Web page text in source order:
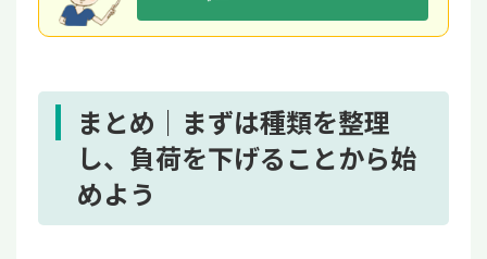
まとめ｜まずは種類を整理
し、負荷を下げることから始
めよう